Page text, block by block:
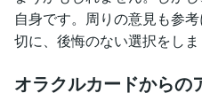
自身です。周りの意見も参
切に、後悔のない選択をしま
オラクルカードからの